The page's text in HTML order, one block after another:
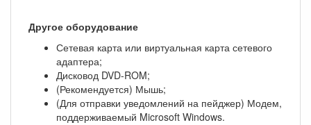
Другое оборудование
Сетевая карта или виртуальная карта сетевого
адаптера;
Дисковод DVD-ROM;
(Рекомендуется) Мышь;
(Для отправки уведомлений на пейджер) Модем,
поддерживаемый Microsoft Windows.